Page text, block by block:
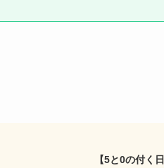
【5と0の付く